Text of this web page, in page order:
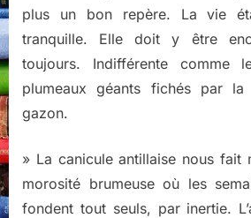
plus un bon repère. La vie
tranquille. Elle doit y être
toujours. Indifférente comme
plumeaux géants fichés par
gazon.
» La canicule antillaise nous fait
morosité brumeuse où les
fondent tout seuls, par inertie.